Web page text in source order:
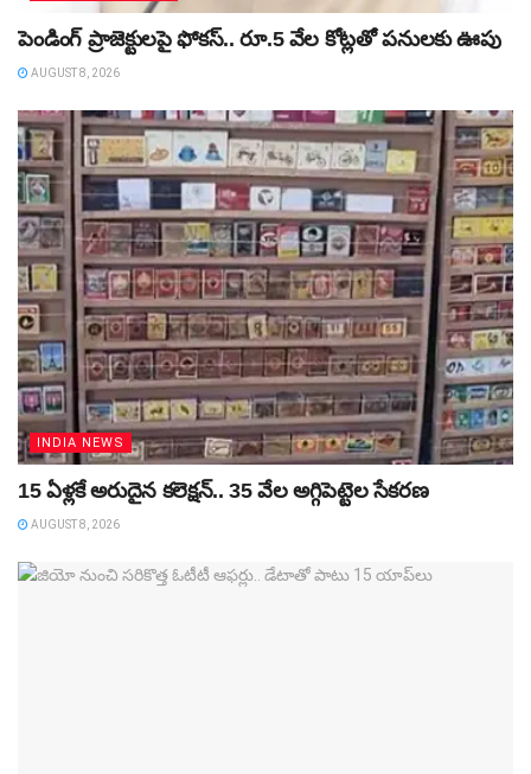
పెండింగ్‌ ప్రాజెక్టులపై ఫోకస్‌.. రూ.5 వేల కోట్లతో పనులకు ఊపు
AUGUST 8, 2026
INDIA NEWS
15 ఏళ్లకే అరుదైన కలెక్షన్‌.. 35 వేల అగ్గిపెట్టెల సేకరణ
AUGUST 8, 2026